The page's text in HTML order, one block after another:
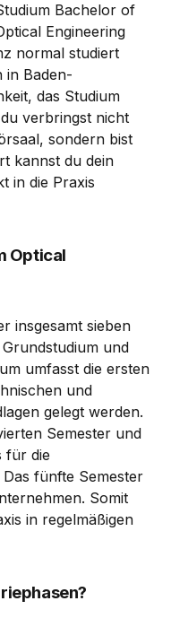
Bachelor of
Engineering
normal studiert
in Baden-
das Studium
verbringst nicht
sondern bist
kannst du dein
in die Praxis
Optical
insgesamt sieben
und
umfasst die ersten
und
gelegt werden.
Semester und
für die
fünfte Semester
Somit
in regelmäßigen